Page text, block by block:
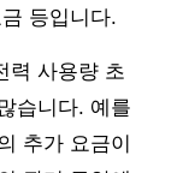
등입니다.
력 사용량 초
습니다. 예를
추가 요금이